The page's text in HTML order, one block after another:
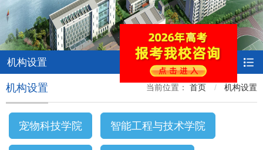
机构设置
当前位置： 首页 机构设置
机构设置
宠物科技学院 智能工程与技术学院